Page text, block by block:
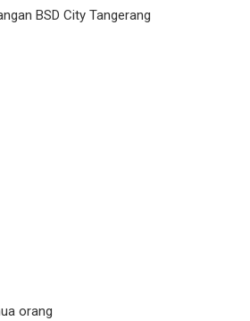
BSD City Tangerang
orang